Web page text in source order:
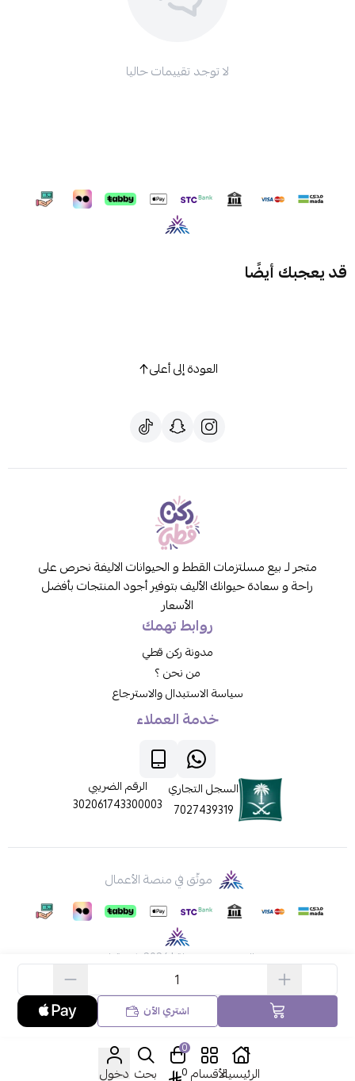
الرئيسيةالأقسام
0
0 بحث دخول
اشتري الآن
لا توجد تقييمات حاليا
قد يعجبك أيضًا
العودة إلى أعلى
متجر لـ بيع مسلتزمات القطط و الحيوانات الاليفة نحرص على
راحة و سعادة حيوانك الأليف بتوفير أجود المنتجات بأفضل
الأسعار
روابط تهمك
مدونة ركن قطي
من نحن ؟
سياسة الاستبدال والاسترجاع
خدمة العملاء
السجل التجاري
7027439319
الرقم الضريبي
302061743300003
موثّق في منصة الأعمال
الحقوق محفوظة | 2026 ركن قطي